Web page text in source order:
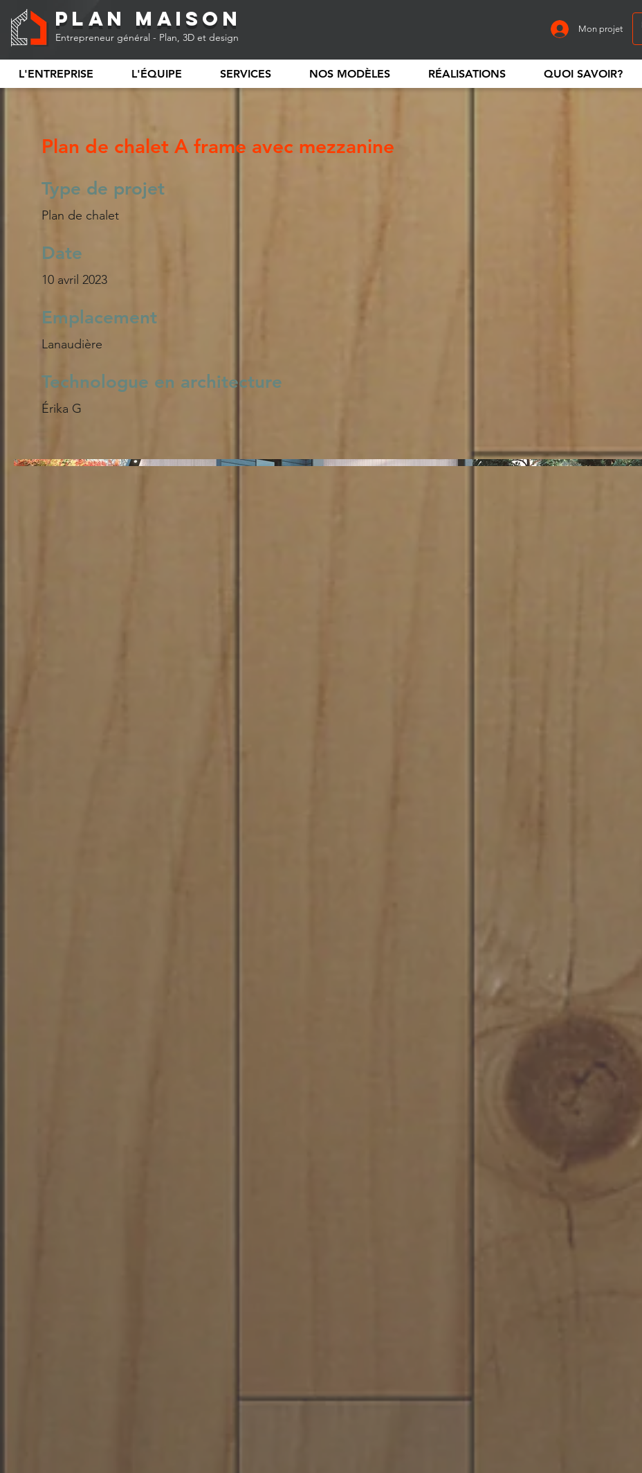
Plan Maison
Entrepreneur général - Plan, 3D et design
Mon projet
L'ENTREPRISE L'ÉQUIPE SERVICES NOS MODÈLES RÉALISATIONS QUOI SAVOIR?
Plan de chalet A frame avec mezzanine
Type de projet
Plan de chalet
Date
10 avril 2023
Emplacement
Lanaudière
Technologue en architecture
Érika G